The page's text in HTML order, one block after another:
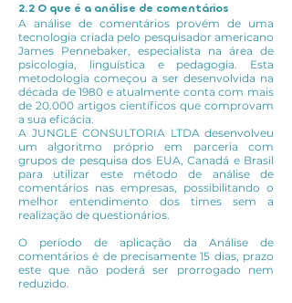
2.2 O que é a análise de comentários
A análise de comentários provém de uma
tecnologia criada pelo pesquisador americano
James Pennebaker, especialista na área de
psicologia, linguística e pedagogia. Esta
metodologia começou a ser desenvolvida na
década de 1980 e atualmente conta com mais
de 20.000 artigos científicos que comprovam
a sua eficácia.
A JUNGLE CONSULTORIA LTDA desenvolveu
um algoritmo próprio em parceria com
grupos de pesquisa dos EUA, Canadá e Brasil
para utilizar este método de análise de
comentários nas empresas, possibilitando o
melhor entendimento dos times sem a
realização de questionários.
O período de aplicação da Análise de
comentários é de precisamente 15 dias, prazo
este que não poderá ser prorrogado nem
reduzido.